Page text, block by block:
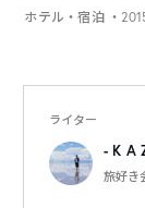
ホテル・宿泊 ・
ライター
- K A
旅好き